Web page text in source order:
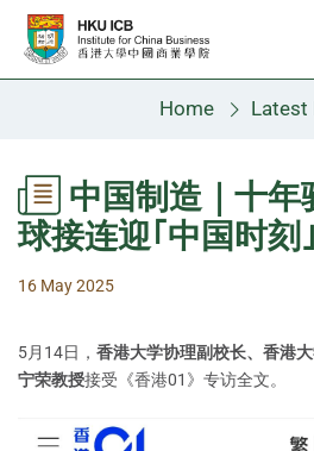
Skip to main content
Home Latest
中国制造｜十年
球接连迎｢中国时刻｣
16 May 2025
5月14日， 香港大学协理副校长、香港
宁荣教授接受《香港01》专访全文。